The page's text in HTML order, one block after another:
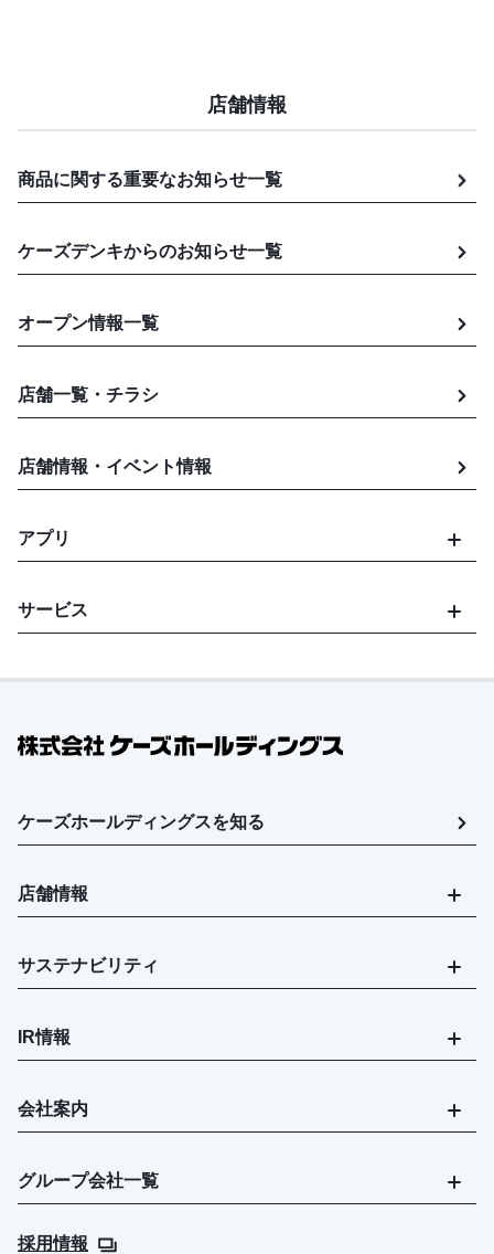
店舗情報
商品に関する重要なお知らせ一覧
ケーズデンキからのお知らせ一覧
オープン情報一覧
店舗一覧・チラシ
店舗情報・イベント情報
アプリ
サービス
ケーズホールディングスを知る
店舗情報
サステナビリティ
IR情報
会社案内
グループ会社一覧
採用情報